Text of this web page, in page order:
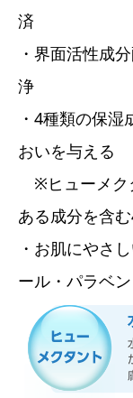
済
・界面活性成
浄
・4種類の保
おいを与える
※ヒューメク
ある成分を含
・お肌にやさ
ール・パラベン